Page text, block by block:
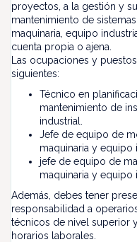
proyectos, a la gestión y
mantenimiento de
maquinaria, equipo
cuenta propia o ajena.
Las ocupaciones y
siguientes:
Técnico en
mantenimiento de
industrial.
Jefe de equipo de
maquinaria y equipo
jefe de equipo de
maquinaria y equipo
Además, debes tener
responsabilidad a
técnicos de nivel superior
horarios laborales.